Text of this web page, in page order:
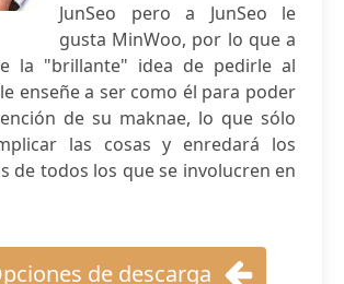
JunSeo pero a JunSeo le
gusta MinWoo, por lo que a
la "brillante" idea de pedirle al
enseñe a ser como él para poder
de su maknae, lo que sólo
las cosas y enredará los
de todos los que se involucren en
de descarga